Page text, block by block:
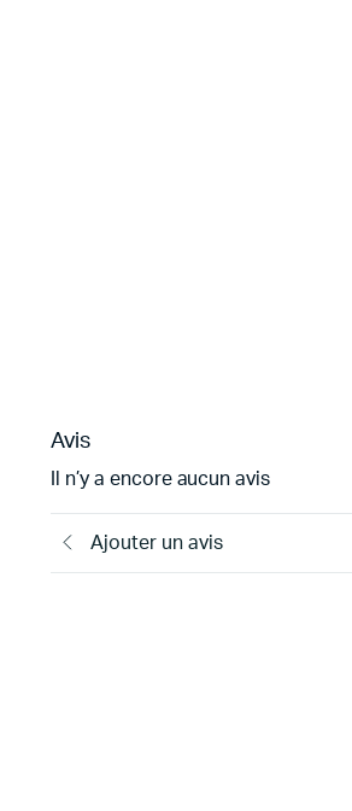
Avis
Il n’y a encore aucun avis
Ajouter un avis